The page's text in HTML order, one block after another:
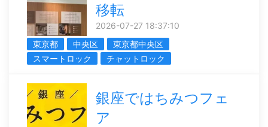
移転
2026-07-27 18:37:10
東京都
中央区
東京都中央区
スマートロック
チャットロック
銀座ではちみつフェ
ア